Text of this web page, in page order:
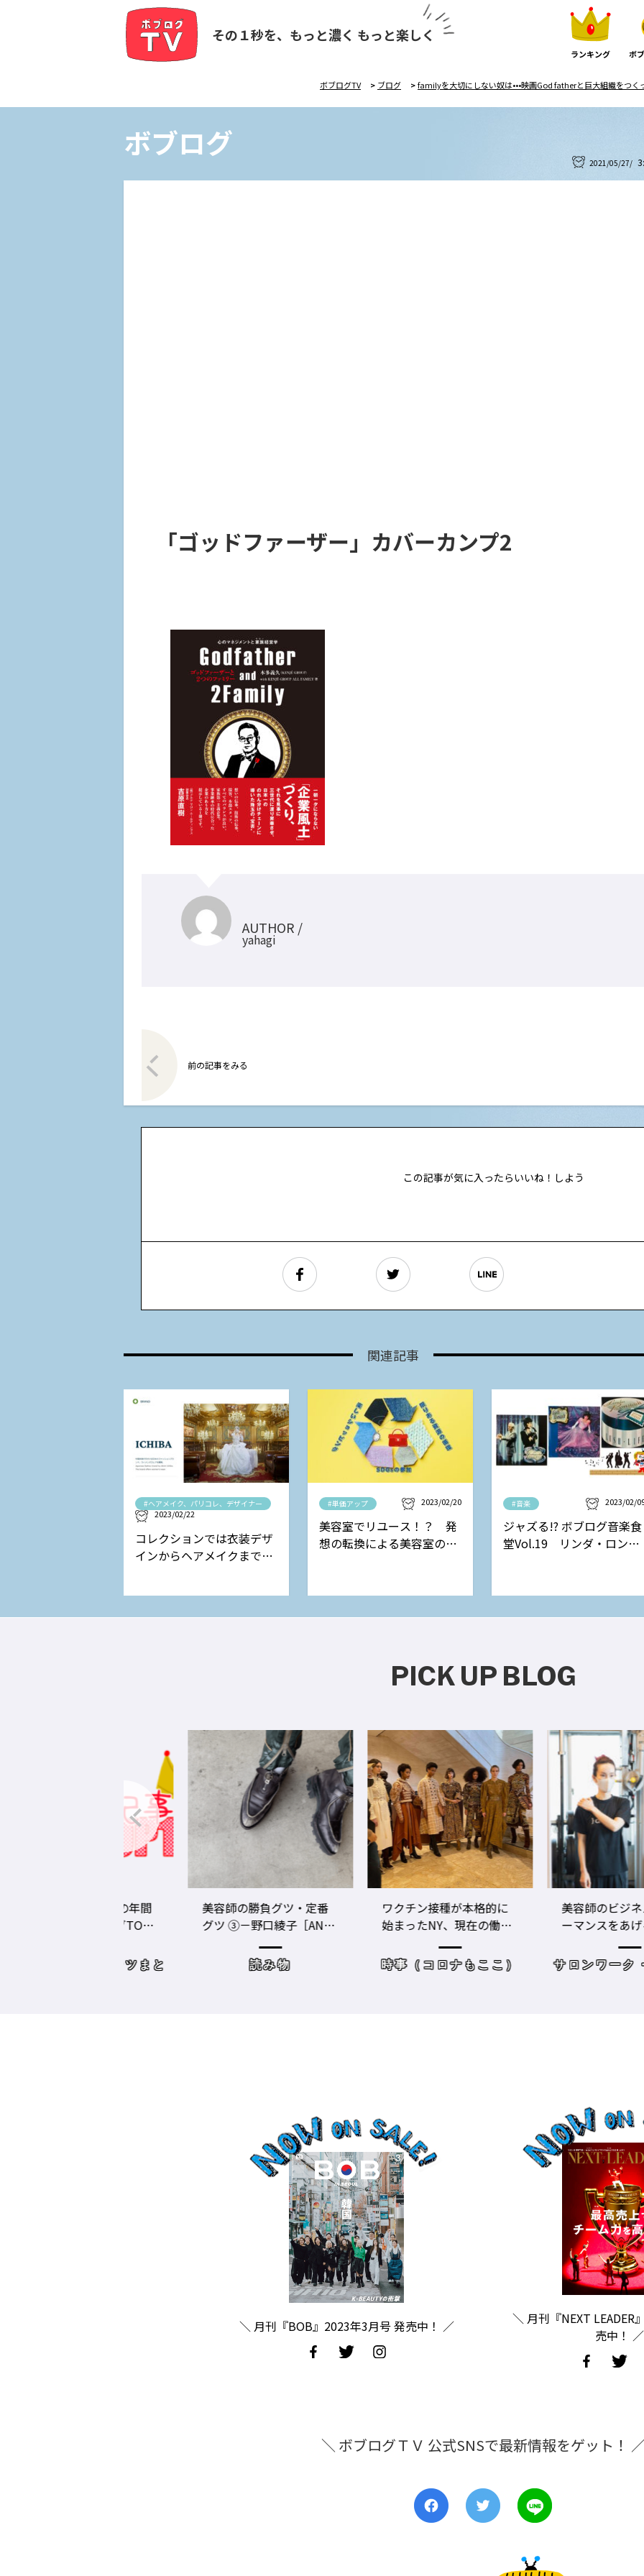
その１秒を、もっと濃く もっと楽しく
ランキング ボ
ボブログTV > ブログ >familyを大切にしない奴は•••映画God fatherと巨大組織をつく
ボブログ
2021/05/27/
「ゴッドファーザー」カバーカンプ2
AUTHOR /
yahagi
前の記事をみる
この記事が気に入ったらいいね！しよう
関連記事
#ヘアメイク、パリコレ、デザイナー
2023/02/22
コレクションでは衣装デザ
インからヘアメイクまで担
#単価アップ 2023/02/20
美容室でリユース！？ 発
想の転換による美容室の新
#音楽 2023/02/
ジャズる!? ボブログ音楽食
堂Vol.19 リンダ・ロンシ
PICK UP BLOG
美容師の勝負グツ・定番
グツ ③－野口綾子［AND
THE BRICKS（アンドザブ
リックス）／神奈川県鎌
倉市］の場合－
ワクチン接種が本格的に
始まったNY、現在の働き
時事（コロナもここ）
美容師のビジネスパフォ
ーマンスをあげる！ ト
レーニングジムに潜入
サロンワーク・売り上
＼ 月刊『BOB』2023年3月号 発売中！ ／
＼ 月刊『NEXT LEADER
売中！ ／
＼ ボブログＴＶ 公式SNSで最新情報をゲット！